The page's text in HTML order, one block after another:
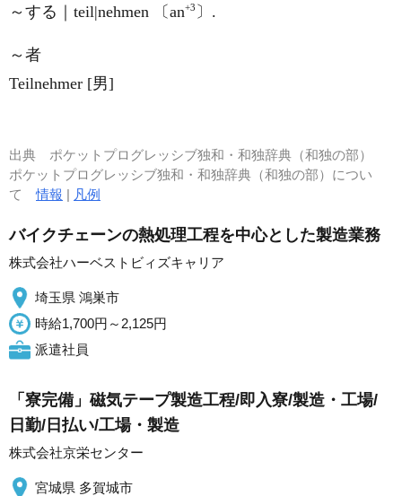
～する｜teil|nehmen 〔an+3 〕.
～者
Teilnehmer [男]
出典 ポケットプログレッシブ独和・和独辞典（和独の部）
ポケットプログレッシブ独和・和独辞典（和独の部）につい
て情報 | 凡例
バイクチェーンの熱処理工程を中心とした製造業務
株式会社ハーベストビィズキャリア
埼玉県 鴻巣市
時給1,700円～2,125円
派遣社員
「寮完備」磁気テープ製造工程/即入寮/製造・工場/
日勤/日払い/工場・製造
株式会社京栄センター
宮城県 多賀城市